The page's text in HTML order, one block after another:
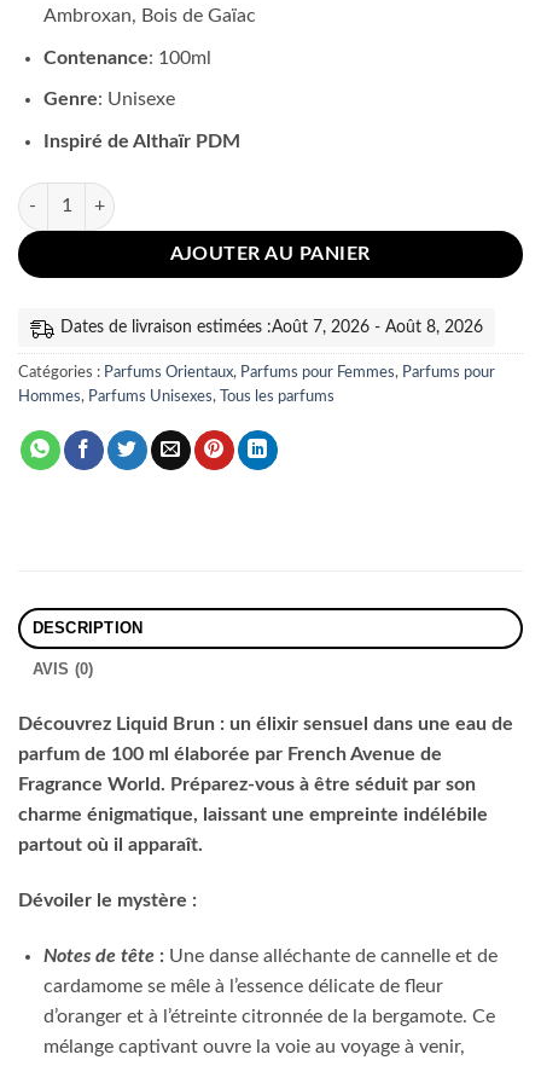
Ambroxan, Bois de Gaïac
Contenance: 100ml
Genre: Unisexe
Inspiré de Althaïr PDM
quantité de Liquid Brun French Avenue 100ml
AJOUTER AU PANIER
Dates de livraison estimées :Août 7, 2026 - Août 8, 2026
Catégories : Parfums Orientaux, Parfums pour Femmes, Parfums pour
Hommes, Parfums Unisexes, Tous les parfums
DESCRIPTION
AVIS (0)
Découvrez Liquid Brun : un élixir sensuel dans une eau de
parfum de 100 ml élaborée par French Avenue de
Fragrance World. Préparez-vous à être séduit par son
charme énigmatique, laissant une empreinte indélébile
partout où il apparaît.
Dévoiler le mystère :
Notes de tête:Une danse alléchante de cannelle et de
cardamome se mêle à l’essence délicate de fleur
d’oranger et à l’étreinte citronnée de la bergamote. Ce
mélange captivant ouvre la voie au voyage à venir,